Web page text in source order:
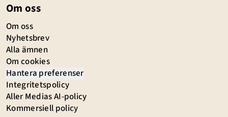
Om oss
Om oss
Nyhetsbrev
Alla ämnen
Om cookies
Hantera preferenser
Integritetspolicy
Aller Medias AI-policy
Kommersiell policy